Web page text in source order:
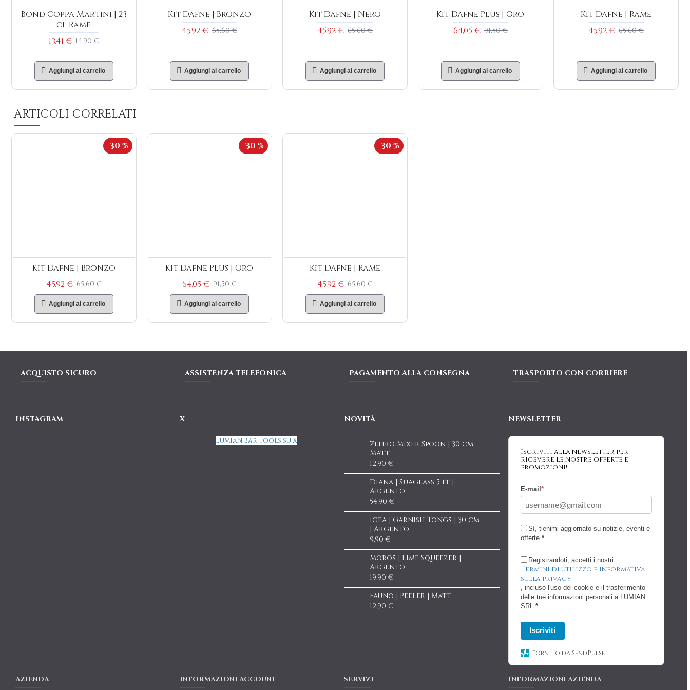
Bond Coppa Martini | 23
cl Rame
13,41 € 14,90 €
Aggiungi al carrello
Kit Dafne | Bronzo
45,92 € 65,60 €
Aggiungi al carrello
Kit Dafne | Nero
45,92 € 65,60 €
Aggiungi al carrello
Kit Dafne Plus | Oro
64,05 € 91,50 €
Aggiungi al carrello
Kit Dafne | Rame
45,92 € 65,60 €
Aggiungi al carrello
ARTICOLI CORRELATI
-30 %
Kit Dafne | Bronzo
45,92 € 65,60 €
Aggiungi al carrello
-30 %
Kit Dafne Plus | Oro
64,05 € 91,50 €
Aggiungi al carrello
-30 %
Kit Dafne | Rame
45,92 € 65,60 €
Aggiungi al carrello
ACQUISTO SICURO ASSISTENZA TELEFONICA PAGAMENTO ALLA CONSEGNA TRASPORTO CON CORRIERE
INSTAGRAM X
Lumian Bar Tools su X
NOVITÀ
Zefiro Mixer Spoon | 30 cm
Matt
12,90 €
Diana | Suaglass 5 lt |
Argento
54,90 €
Igea | Garnish Tongs | 30 cm
| Argento
9,90 €
Moros | Lime Squeezer |
Argento
19,90 €
Fauno | Peeler | Matt
12,90 €
NEWSLETTER
Iscriviti alla newsletter per
ricevere le nostre offerte e
promozioni!
E-mail *
Sì, tienimi aggiornato su notizie, eventi e
offerte *
Registrandoti, accetti i nostri
Termini di utilizzo e Informativa
sulla privacy
, incluso l'uso dei cookie e il trasferimento
delle tue informazioni personali a LUMIAN
SRL *
Iscriviti
Fornito da SendPulse
AZIENDA INFORMAZIONI ACCOUNT SERVIZI INFORMAZIONI AZIENDA